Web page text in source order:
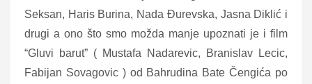
Seksan, Haris Burina, Nada Đurevska, Jasna Diklić i
drugi a ono što smo možda manje upoznati je i film
“Gluvi barut” ( Mustafa Nadarevic, Branislav Lecic,
Fabijan Sovagovic ) od Bahrudina Bate Čengića po